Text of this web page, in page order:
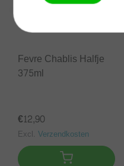
Fevre Chablis Halfje
375ml
€12,90
Excl. Verzendkosten